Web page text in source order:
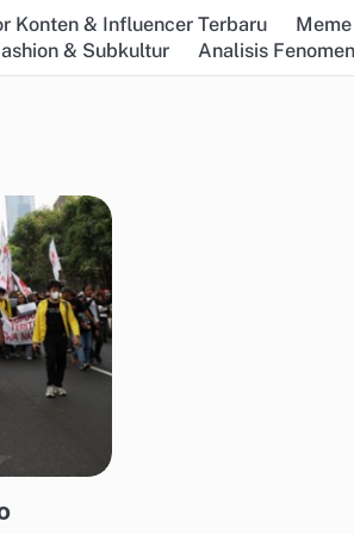
Konten & Influencer Terbaru
& Subkultur
Analisis